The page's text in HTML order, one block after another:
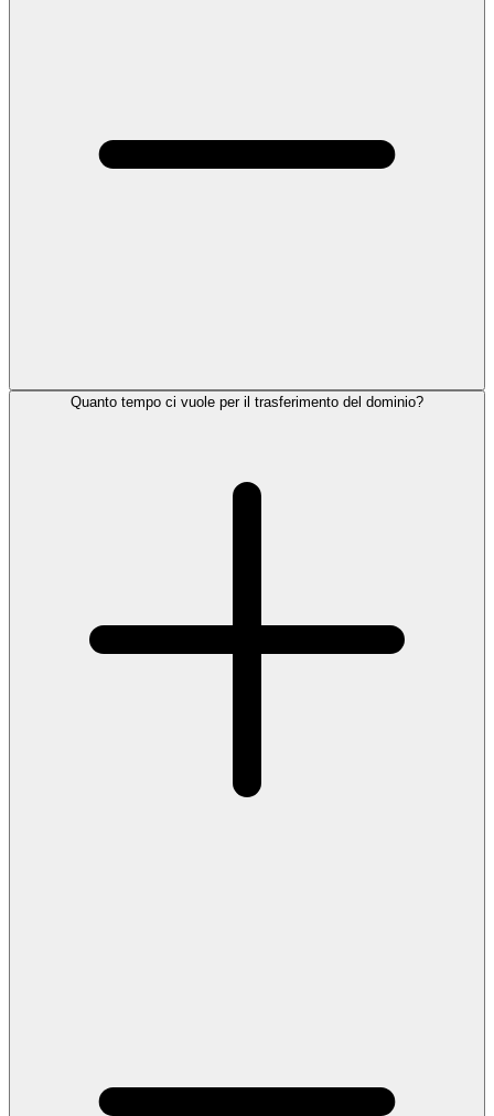
Quanto tempo ci vuole per il trasferimento del dominio?